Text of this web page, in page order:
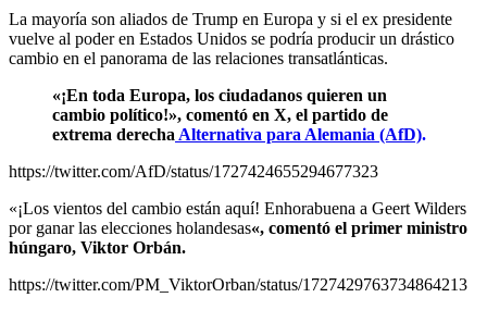
La mayoría son aliados de Trump en Europa y si el ex presidente
vuelve al poder en Estados Unidos se podría producir un drástico
cambio en el panorama de las relaciones transatlánticas.
«¡En toda Europa, los ciudadanos quieren un
cambio político!», comentó en X, el partido de
extrema derecha Alternativa para Alemania (AfD).
https://twitter.com/AfD/status/1727424655294677323
«¡Los vientos del cambio están aquí! Enhorabuena a Geert Wilders
por ganar las elecciones holandesas«, comentó el primer ministro
húngaro, Viktor Orbán.
https://twitter.com/PM_ViktorOrban/status/1727429763734864213